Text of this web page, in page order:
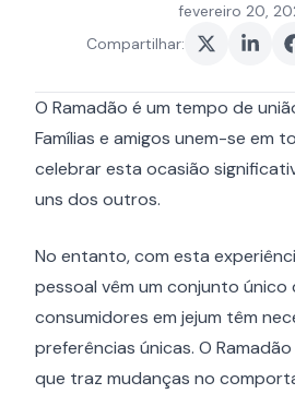
fevereiro 20,
Compartilhar:
O Ramadão é um tempo de
Famílias e amigos unem-se em
celebrar esta ocasião
uns dos outros.
No entanto, com esta
pessoal vêm um conjunto único
consumidores em jejum têm
preferências únicas. O
que traz mudanças no